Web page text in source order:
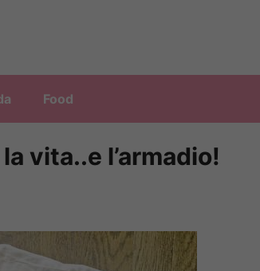
Food
vita..e l’armadio!